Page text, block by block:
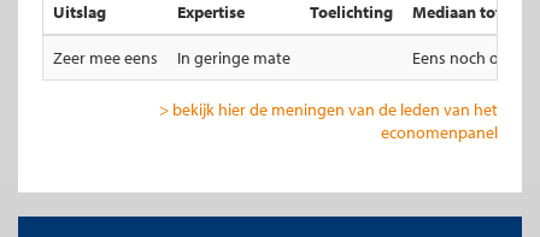
Uitslag
Expertise Toelichting Mediaan totale
Zeer mee eens In geringe mate Eens noch
> bekijk hier de meningen van de leden van het
economenpanel